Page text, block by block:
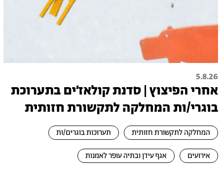
5.8.26
אחרי הפיצוץ | סדנת קולאז׳ים בתערוכת
בוגרי/ות המחלקה לתקשורת חזותית
המחלקה לתקשורת חזותית תערוכות בוגרים/ות
אירועים אגף עידן ובתיה עופר לאמנות